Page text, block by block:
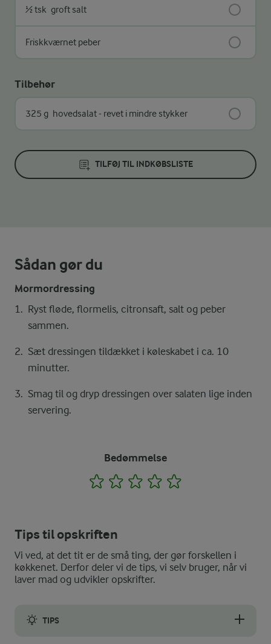
½ tsk groft salt
Friskkværnet peber
Tilbehør
325 g hovedsalat - revet i mindre stykker
TILFØJ TIL INDKØBSLISTE
Sådan gør du
Mormordressing
Ryst fløde, flormelis, citronsaft, salt og peber
sammen.
Sæt dressingen tildækket i køleskabet i ca. 10
minutter.
Smag til og dryp dressingen over salaten lige inden
servering.
Bedømmelse
1 2 3 4
Tips til opskriften
Vi ved, at det tit er de små ting, der gør forskellen i
køkkenet. Derfor deler vi de tips, vi selv bruger, når vi
laver mad og udvikler opskrifter.
TIPS